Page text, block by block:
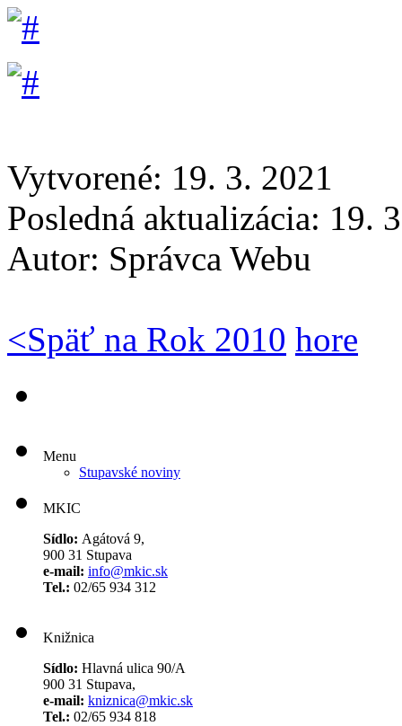
Vytvorené: 19. 3. 2021
Posledná aktualizácia: 19.
Autor: Správca Webu
<Späť na Rok 2010 hore
Menu
Stupavské noviny
MKIC
Sídlo: Agátová 9,
900 31 Stupava
e-mail: info@mkic.sk
Tel.: 02/65 934 312
Knižnica
Sídlo: Hlavná ulica 90/A
900 31 Stupava,
e-mail: kniznica@mkic.sk
Tel.: 02/65 934 818